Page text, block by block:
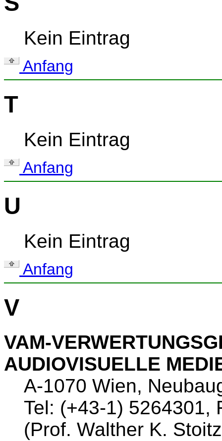
Kein Eintrag
Anfang
T
Kein Eintrag
Anfang
U
Kein Eintrag
Anfang
V
VAM-
AUDIOVISUELLE
A-1070 Wien,
Tel: (+43-1) 5264301,
(Prof. Walther K.